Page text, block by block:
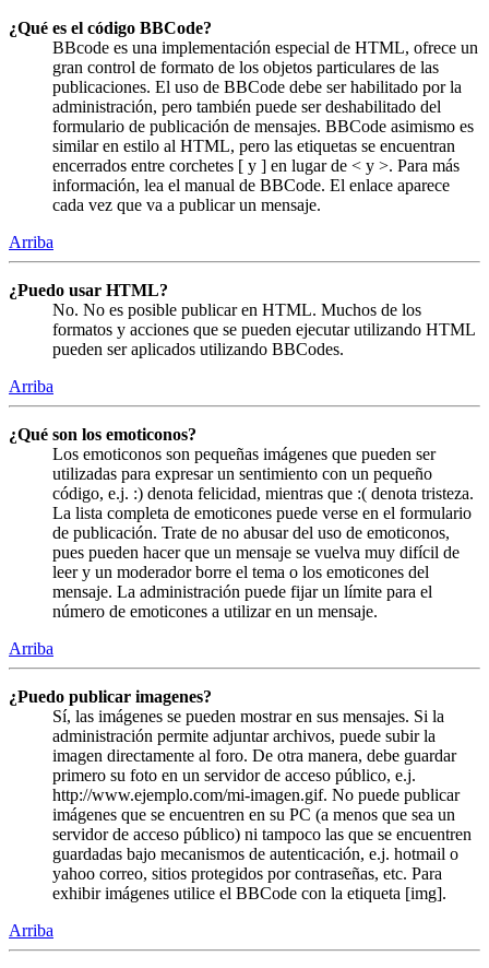
¿Qué es el código BBCode?
BBcode es una implementación especial de HTML, ofrece un
gran control de formato de los objetos particulares de las
publicaciones. El uso de BBCode debe ser habilitado por la
administración, pero también puede ser deshabilitado del
formulario de publicación de mensajes. BBCode asimismo es
similar en estilo al HTML, pero las etiquetas se encuentran
encerrados entre corchetes [ y ] en lugar de < y >. Para más
información, lea el manual de BBCode. El enlace aparece
cada vez que va a publicar un mensaje.
Arriba
¿Puedo usar HTML?
No. No es posible publicar en HTML. Muchos de los
formatos y acciones que se pueden ejecutar utilizando HTML
pueden ser aplicados utilizando BBCodes.
Arriba
¿Qué son los emoticonos?
Los emoticonos son pequeñas imágenes que pueden ser
utilizadas para expresar un sentimiento con un pequeño
código, e.j. :) denota felicidad, mientras que :( denota tristeza.
La lista completa de emoticones puede verse en el formulario
de publicación. Trate de no abusar del uso de emoticonos,
pues pueden hacer que un mensaje se vuelva muy difícil de
leer y un moderador borre el tema o los emoticones del
mensaje. La administración puede fijar un límite para el
número de emoticones a utilizar en un mensaje.
Arriba
¿Puedo publicar imagenes?
Sí, las imágenes se pueden mostrar en sus mensajes. Si la
administración permite adjuntar archivos, puede subir la
imagen directamente al foro. De otra manera, debe guardar
primero su foto en un servidor de acceso público, e.j.
http://www.ejemplo.com/mi-imagen.gif. No puede publicar
imágenes que se encuentren en su PC (a menos que sea un
servidor de acceso público) ni tampoco las que se encuentren
guardadas bajo mecanismos de autenticación, e.j. hotmail o
yahoo correo, sitios protegidos por contraseñas, etc. Para
exhibir imágenes utilice el BBCode con la etiqueta [img].
Arriba